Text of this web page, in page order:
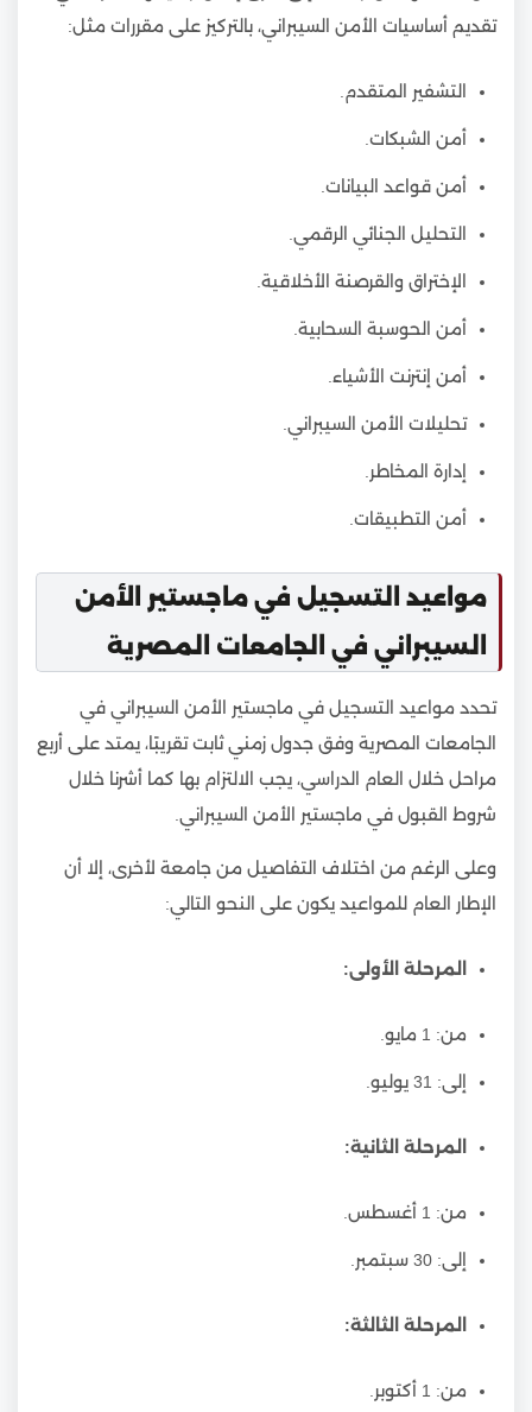
تقديم أساسيات الأمن السيبراني، بالتركيز على مقررات مثل:
التشفير المتقدم.
أمن الشبكات.
أمن قواعد البيانات.
التحليل الجنائي الرقمي.
الإختراق والقرصنة الأخلاقية.
أمن الحوسبة السحابية.
أمن إنترنت الأشياء.
تحليلات الأمن السيبراني.
إدارة المخاطر.
أمن التطبيقات.
مواعيد التسجيل في ماجستير الأمن
السيبراني في الجامعات المصرية
تحدد مواعيد التسجيل في ماجستير الأمن السيبراني في
الجامعات المصرية وفق جدول زمني ثابت تقريبًا، يمتد على أربع
مراحل خلال العام الدراسي، يجب الالتزام بها كما أشرنا خلال
شروط القبول في ماجستير الأمن السيبراني.
وعلى الرغم من اختلاف التفاصيل من جامعة لأخرى، إلا أن
الإطار العام للمواعيد يكون على النحو التالي:
المرحلة الأولى:
من: 1 مايو.
إلى: 31 يوليو.
المرحلة الثانية:
من: 1 أغسطس.
إلى: 30 سبتمبر.
المرحلة الثالثة:
من: 1 أكتوبر.